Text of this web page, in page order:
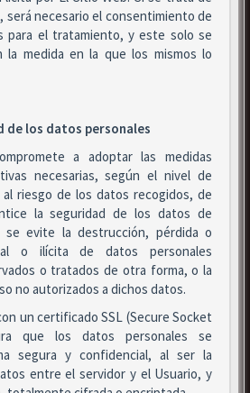
será necesario el consentimiento de
para el tratamiento, y este solo se
la medida en la que los mismos lo
de los datos personales
a adoptar las medidas
necesarias, según el nivel de
al riesgo de los datos recogidos, de
la seguridad de los datos de
se evite la destrucción, pérdida o
o ilícita de datos personales
o tratados de otra forma, o la
no autorizados a dichos datos.
un certificado SSL (Secure Socket
que los datos personales se
segura y confidencial, al ser la
entre el servidor y el Usuario, y